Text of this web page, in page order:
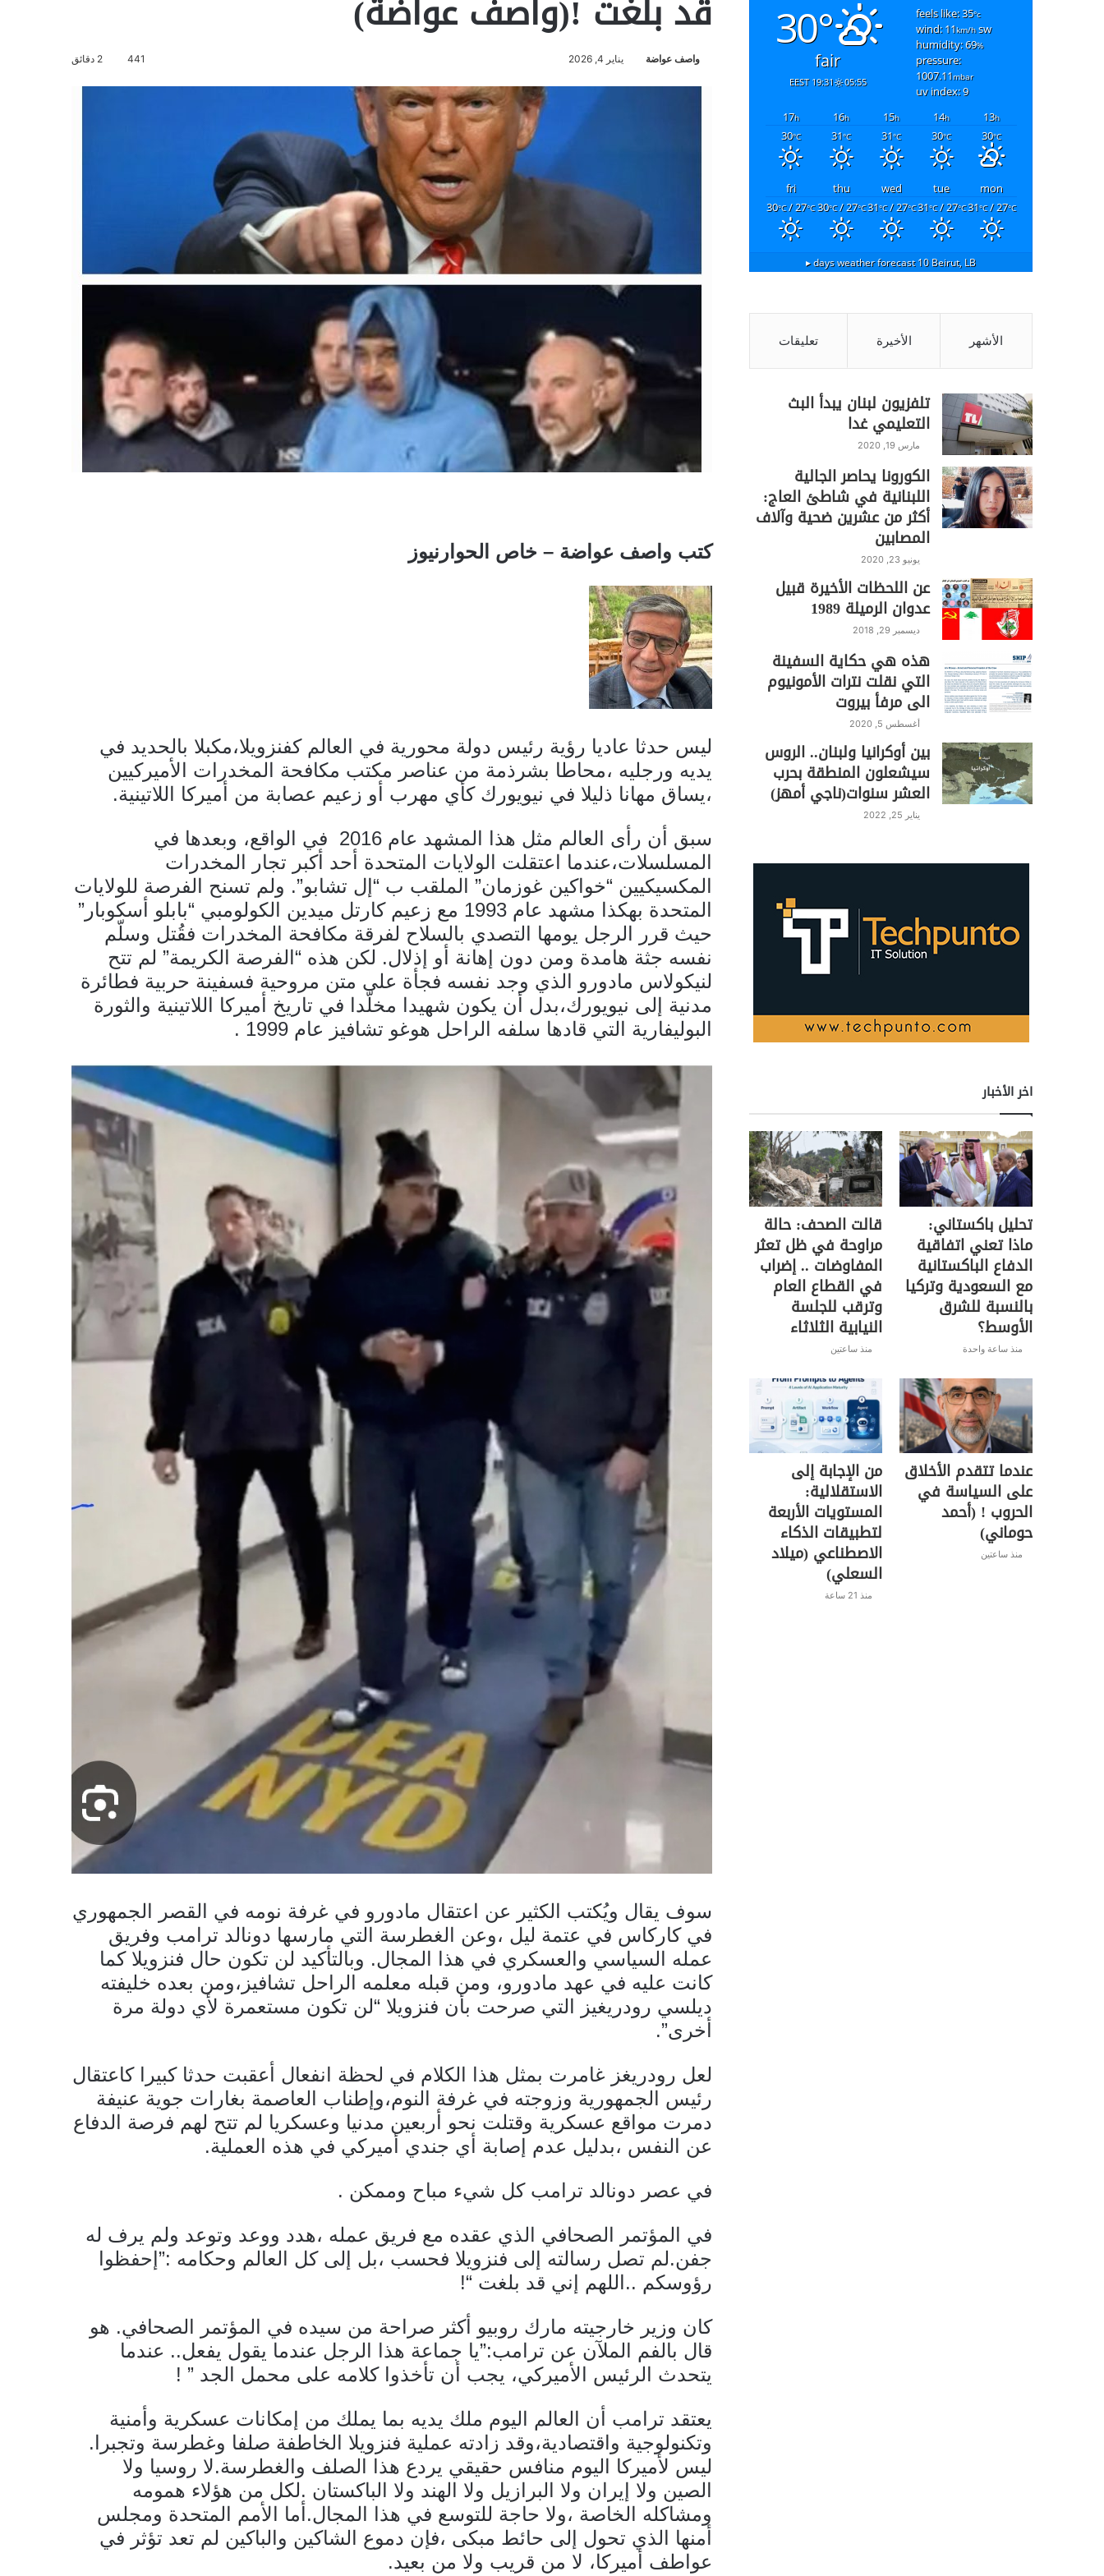
قد بلغت !(واصف عواضة)
واصف عواضة يناير 4, 2026 441
كتب واصف عواضة – خاص الحوارنيوز
ليس حدثا عاديا رؤية رئيس دولة محورية في العالم كفنزويلا،مكبلا بالحديد في
يديه ورجليه ،محاطا بشرذمة من عناصر مكتب مكافحة المخدرات الأميركيين
،يساق مهانا ذليلا في نيويورك كأي مهرب أو زعيم عصابة من أميركا اللاتينية.
سبق أن رأى العالم مثل هذا المشهد عام 2016 في الواقع، وبعدها في
المسلسلات،عندما اعتقلت الولايات المتحدة أحد أكبر تجار المخدرات
المكسيكيين “خواكين غوزمان” الملقب ب “إل تشابو”. ولم تسنح الفرصة للولايات
المتحدة بهكذا مشهد عام 1993 مع زعيم كارتل ميدين الكولومبي “بابلو أسكوبار”
حيث قرر الرجل يومها التصدي بالسلاح لفرقة مكافحة المخدرات فقُتل وسلّم
نفسه جثة هامدة ومن دون إهانة أو إذلال. لكن هذه “الفرصة الكريمة” لم تتح
لنيكولاس مادورو الذي وجد نفسه فجأة على متن مروحية فسفينة حربية فطائرة
مدنية إلى نيويورك،بدل أن يكون شهيدا مخلّدا في تاريخ أميركا اللاتينية والثورة
البوليفارية التي قادها سلفه الراحل هوغو تشافيز عام 1999 .
سوف يقال ويُكتب الكثير عن اعتقال مادورو في غرفة نومه في القصر الجمهوري
في كاركاس في عتمة ليل ،وعن الغطرسة التي مارسها دونالد ترامب وفريق
عمله السياسي والعسكري في هذا المجال. وبالتأكيد لن تكون حال فنزويلا كما
كانت عليه في عهد مادورو، ومن قبله معلمه الراحل تشافيز،ومن بعده خليفته
ديلسي رودريغيز التي صرحت بأن فنزويلا “لن تكون مستعمرة لأي دولة مرة
أخرى”.
لعل رودريغز غامرت بمثل هذا الكلام في لحظة انفعال أعقبت حدثا كبيرا كاعتقال
رئيس الجمهورية وزوجته في غرفة النوم،وإطناب العاصمة بغارات جوية عنيفة
دمرت مواقع عسكرية وقتلت نحو أربعين مدنيا وعسكريا لم تتح لهم فرصة الدفاع
عن النفس ،بدليل عدم إصابة أي جندي أميركي في هذه العملية.
في عصر دونالد ترامب كل شيء مباح وممكن .
في المؤتمر الصحافي الذي عقده مع فريق عمله ،هدد ووعد وتوعد ولم يرف له
جفن.لم تصل رسالته إلى فنزويلا فحسب ،بل إلى كل العالم وحكامه :”إحفظوا
رؤوسكم ..اللهم إني قد بلغت “!
كان وزير خارجيته مارك روبيو أكثر صراحة من سيده في المؤتمر الصحافي. هو
قال بالفم الملآن عن ترامب:”يا جماعة هذا الرجل عندما يقول يفعل.. عندما
يتحدث الرئيس الأميركي، يجب أن تأخذوا كلامه على محمل الجد ” !
يعتقد ترامب أن العالم اليوم ملك يديه بما يملك من إمكانات عسكرية وأمنية
وتكنولوجية واقتصادية،وقد زادته عملية فنزويلا الخاطفة صلفا وغطرسة وتجبرا.
ليس لأميركا اليوم منافس حقيقي يردع هذا الصلف والغطرسة.لا روسيا ولا
الصين ولا إيران ولا البرازيل ولا الهند ولا الباكستان .لكل من هؤلاء همومه
ومشاكله الخاصة ،ولا حاجة للتوسع في هذا المجال.أما الأمم المتحدة ومجلس
أمنها الذي تحول إلى حائط مبكى ،فإن دموع الشاكين والباكين لم تعد تؤثر في
عواطف أميركا، لا من قريب ولا من بعيد.
30°
fair
05:55
19:31 EEST
feels like: 35°c
wind: 11km/hsw
humidity: 69%
pressure:
1007.11mbar
uv index: 9
13h
14h
15h
16h
17h
30°C
30°C
31°C
31°C
30°C
mon
tue
wed
thu
fri
31°C/ 27°C
31°C/ 27°C
31°C/ 27°C
30°C/ 27°C
30°C/ 27°C
Beirut, LB
10 days weather forecast ▸
الأشهر الأخيرة تعليقات
تلفزيون لبنان يبدأ البث
التعليمي غدا
مارس 19, 2020
الكورونا يحاصر الجالية
اللبنانية في شاطئ العاج:
أكثر من عشرين ضحية وآلاف
المصابين
يونيو 23, 2020
عن اللحظات الأخيرة قبيل
عدوان الرميلة 1989
ديسمبر 29, 2018
هذه هي حكاية السفينة
التي نقلت نترات الأمونيوم
الى مرفأ بيروت
أغسطس 5, 2020
بين أوكرانيا ولبنان.. الروس
سيشعلون المنطقة بحرب
العشر سنوات(ناجي أمهز)
يناير 25, 2022
اخر الأخبار
تحليل باكستاني:
ماذا تعني اتفاقية
الدفاع الباكستانية
مع السعودية وتركيا
بالنسبة للشرق
الأوسط؟
منذ ساعة واحدة
قالت الصحف: حالة
مراوحة في ظل تعثر
المفاوضات .. إضراب
في القطاع العام
وترقب للجلسة
النيابية الثلاثاء
منذ ساعتين
عندما تتقدم الأخلاق
على السياسة في
الحروب ! (أحمد
حوماني)
منذ ساعتين
من الإجابة إلى
الاستقلالية:
المستويات الأربعة
لتطبيقات الذكاء
الاصطناعي (ميلاد
السعلي)
منذ 21 ساعة